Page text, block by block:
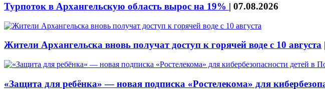
Турпоток в Архангельскую область вырос на 19% | 07.08.2026
Жители Архангельска вновь получат доступ к горячей воде с 10 августа |
«Защита для ребёнка» — новая подписка «Ростелекома» для